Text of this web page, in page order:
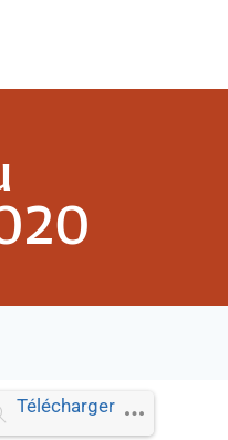
Télécharger